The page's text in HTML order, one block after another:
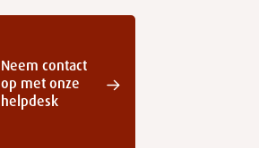
Neem contact
op met onze
helpdesk